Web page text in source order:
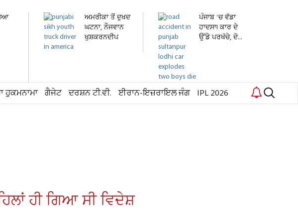
ਅਮਰੀਕਾ ਤੋਂ ਦੁਖਦ
ਘਟਨਾ, ਨੌਜਵਾਨ
ਖੁਸ਼ਕਰਨਦੀਪ
ਪੰਜਾਬ 'ਚ ਵੱਡਾ
ਹਾਦਸਾ! ਕਾਰ ਦੇ
ਉੱਡੇ ਪਰਖੱਚੇ, ਦੋ...
ਹੁਕਮਨਾਮਾ ਗੈਜੇਟ ਦਰਸ਼ਨ ਟੀ.ਵੀ. ਈਰਾਨ-ਇਜ਼ਰਾਇਲ ਜੰਗ IPL 2026
ਹੀ ਗਿਆ ਸੀ ਵਿਦੇਸ਼